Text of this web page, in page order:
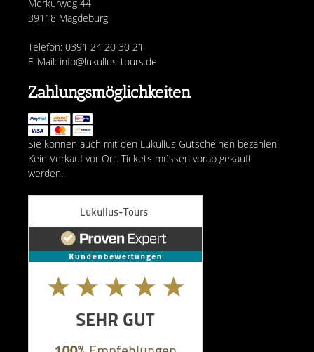
Merkurweg 44
39118 Magdeburg
Telefon: 0391 24 20 30 21
E-Mail: info@lukullus-tours.de
Zahlungsmöglichkeiten
Sie können auch mit den Lukullus Gutscheinen bezahlen.
Kein Verkauf vor Ort. Tickets müssen vorab gekauft
werden.